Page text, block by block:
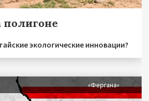
экологические инновации?
«Фергана»